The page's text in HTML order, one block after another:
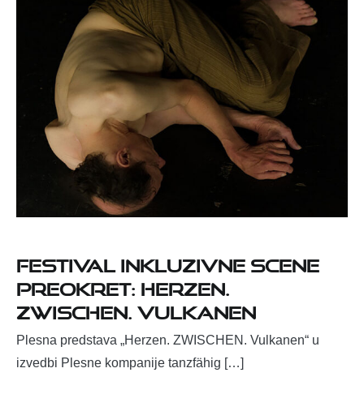
Festival inkluzivne scene
PreOKRET: Herzen.
ZWISCHEN. Vulkanen
Plesna predstava „Herzen. ZWISCHEN. Vulkanen“ u
izvedbi Plesne kompanije tanzfähig […]